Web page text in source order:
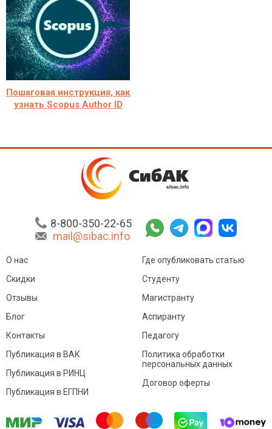
Пошаговая инструкция, как
узнать Scopus Author ID
8-800-350-22-65
mail@sibac.info
О нас
Скидки
Отзывы
Блог
Контакты
Где опубликовать статью
Студенту
Магистранту
Аспиранту
Педагогу
Публикация в ВАК
Публикация в РИНЦ
Публикация в ЕГПНИ
Политика обработки
персональных данных
Договор оферты